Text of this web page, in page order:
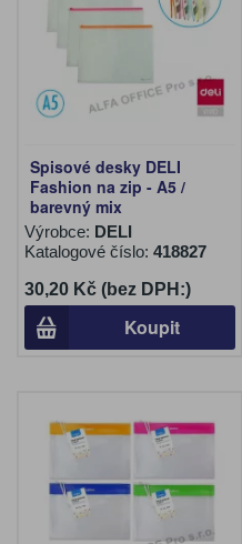
Spisové desky DELI
Fashion na zip - A5 /
barevný mix
Výrobce: DELI
Katalogové číslo: 418827
30,20 Kč (bez DPH:)
Koupit